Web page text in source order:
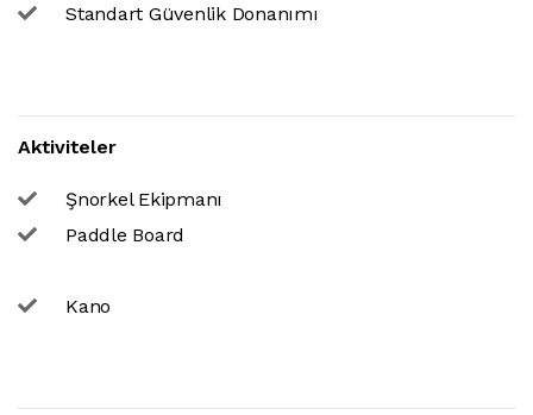
Standart Güvenlik Donanımı
Aktiviteler
Şnorkel Ekipmanı
Paddle Board
Kano